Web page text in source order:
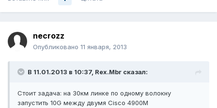
necrozz
Опубликовано 11 января, 2013
В 11.01.2013 в 10:37, Rex.Mbr сказал:
Стоит задача: на 30км линке по одному волокну
запустить 10G между двумя Cisco 4900M